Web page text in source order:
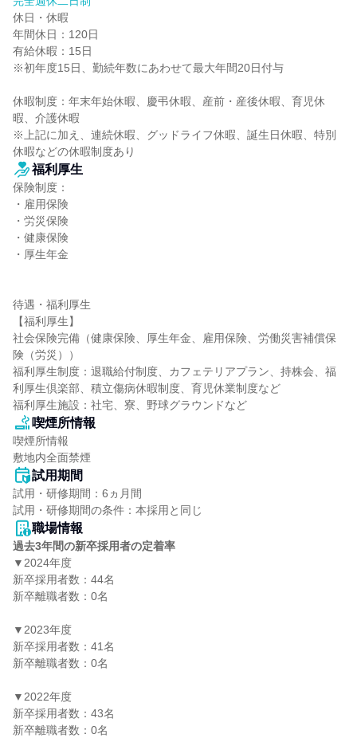
休日・休暇
年間休日：120日
有給休暇：15日
※初年度15日、勤続年数にあわせて最大年間20日付与
休暇制度：年末年始休暇、慶弔休暇、産前・産後休暇、育児休
暇、介護休暇
※上記に加え、連続休暇、グッドライフ休暇、誕生日休暇、特別
休暇などの休暇制度あり
福利厚生
保険制度：
・雇用保険
・労災保険
・健康保険
・厚生年金
待遇・福利厚生
【福利厚生】
社会保険完備（健康保険、厚生年金、雇用保険、労働災害補償保
険（労災））
福利厚生制度：退職給付制度、カフェテリアプラン、持株会、福
利厚生倶楽部、積立傷病休暇制度、育児休業制度など
福利厚生施設：社宅、寮、野球グラウンドなど
喫煙所情報
喫煙所情報
敷地内全面禁煙
試用期間
試用・研修期間：6ヵ月間
職場情報
過去3年間の新卒採用者の定着率
▼2024年度
新卒採用者数：44名
新卒離職者数：0名
▼2023年度
新卒採用者数：41名
新卒離職者数：0名
▼2022年度
新卒採用者数：43名
新卒離職者数：0名